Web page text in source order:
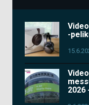
-
2026